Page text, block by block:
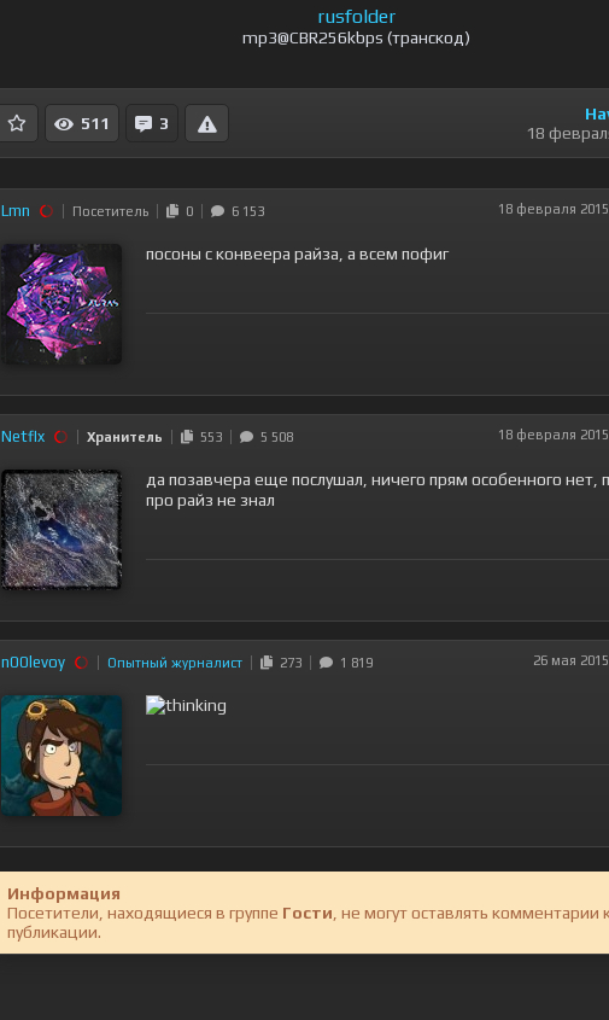
rusfolder
mp3@CBR256kbps (транскод)
511 3
18
Lmn Посетитель 0 6 153 18 февраля
посоны с конвеера райза, а всем пофиг
Netflx Хранитель 553 5 508 18 февраля
да позавчера еще послушал, ничего прям особенного нет,
про райз не знал
n00levoy Опытный журналист 273 1 819 26 мая
Информация
Посетители, находящиеся в группе Гости , не могут оставлять комментарии
публикации.